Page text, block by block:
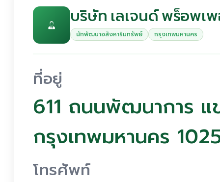
บริษัท เลเจนด์ พร็อพเ
นักพัฒนาอสังหาริมทรัพย์ กรุงเทพมหานคร
ที่อยู่
611 ถนนพัฒนาการ
กรุงเทพมหานคร
โทรศัพท์